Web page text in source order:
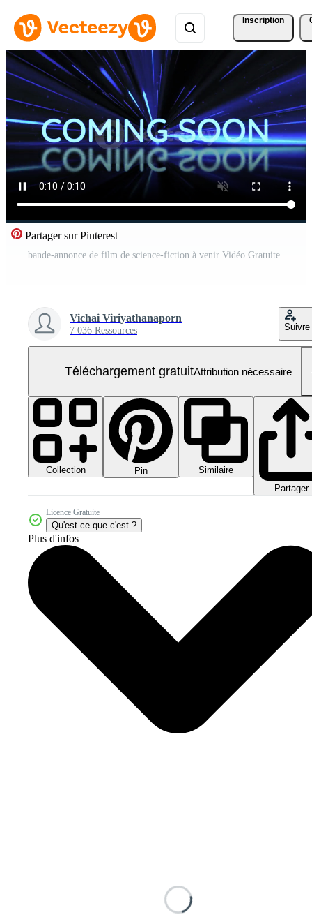
Inscription
Partager sur Pinterest
bande-annonce de film de science-fiction à venir Vidéo Gratuite
Vichai Viriyathanaporn
7 036 Ressources Suivre
Téléchargement gratuitAttribution nécessaire
Collection Pin
Similaire
Partager
Licence Gratuite
Qu'est-ce que c'est ?
Plus d'infos